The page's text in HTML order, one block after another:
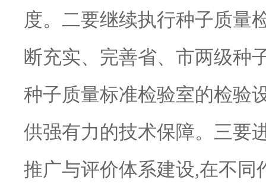
度。二要继续执行种子质量
断充实、完善省、市两级种
种子质量标准检验室的检验
供强有力的技术保障。三要
推广与评价体系建设,在不